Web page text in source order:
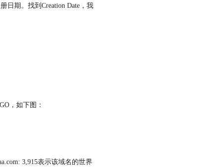
日期。找到Creation Date，我
，如下图：
3,915表示该域名的世界